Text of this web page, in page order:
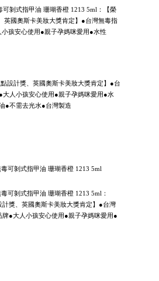
可剝式指甲油 珊瑚香橙 1213 5ml：【榮
英國奧斯卡美妝大獎肯定】●台灣無毒指
孩安心使用●親子孕媽咪愛用●水性
設計獎、英國奧斯卡美妝大獎肯定】●台
大人小孩安心使用●親子孕媽咪愛用●水
●不需去光水●台灣製造
可剝式指甲油 珊瑚香橙 1213 5ml
可剝式指甲油 珊瑚香橙 1213 5ml：
計獎、英國奧斯卡美妝大獎肯定】●台灣
牌●大人小孩安心使用●親子孕媽咪愛用●